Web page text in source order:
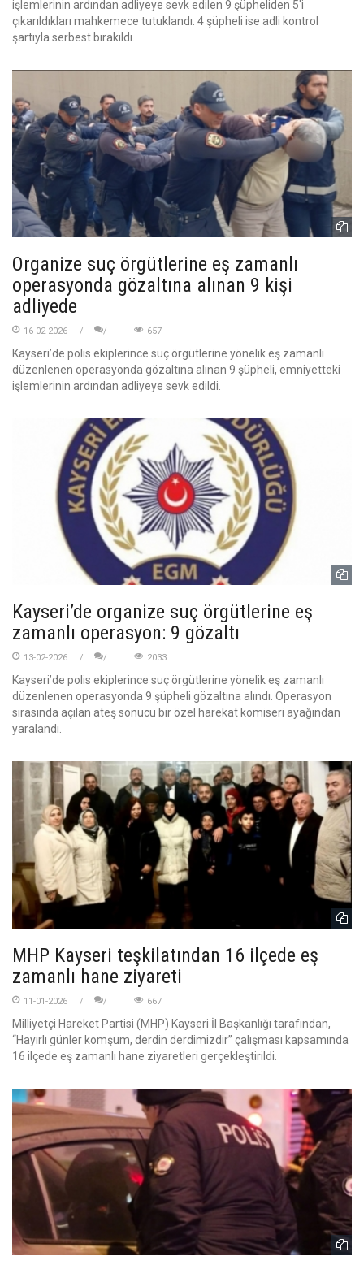
işlemlerinin ardından adliyeye sevk edilen 9 şüpheliden 5'i
çıkarıldıkları mahkemece tutuklandı. 4 şüpheli ise adli kontrol
şartıyla serbest bırakıldı.
Organize suç örgütlerine eş zamanlı
operasyonda gözaltına alınan 9 kişi
adliyede
16-02-2026 657
Kayseri’de polis ekiplerince suç örgütlerine yönelik eş zamanlı
düzenlenen operasyonda gözaltına alınan 9 şüpheli, emniyetteki
işlemlerinin ardından adliyeye sevk edildi.
Kayseri’de organize suç örgütlerine eş
zamanlı operasyon: 9 gözaltı
13-02-2026 2033
Kayseri’de polis ekiplerince suç örgütlerine yönelik eş zamanlı
düzenlenen operasyonda 9 şüpheli gözaltına alındı. Operasyon
sırasında açılan ateş sonucu bir özel harekat komiseri ayağından
yaralandı.
MHP Kayseri teşkilatından 16 ilçede eş
zamanlı hane ziyareti
11-01-2026 667
Milliyetçi Hareket Partisi (MHP) Kayseri İl Başkanlığı tarafından,
“Hayırlı günler komşum, derdin derdimizdir” çalışması kapsamında
16 ilçede eş zamanlı hane ziyaretleri gerçekleştirildi.